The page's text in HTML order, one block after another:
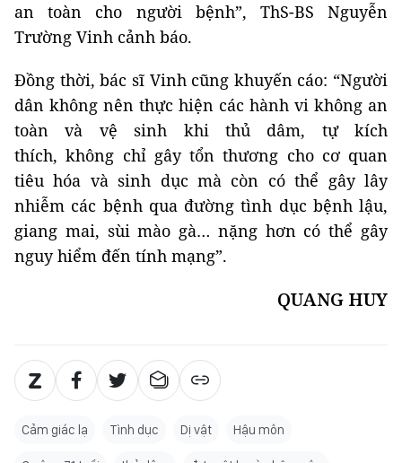
an toàn cho người bệnh”, ThS-BS Nguyễn
Trường Vinh cảnh báo.
Đồng thời, bác sĩ Vinh cũng khuyến cáo: “Người
dân không nên thực hiện các hành vi không an
toàn và vệ sinh khi thủ dâm, tự kích
thích, không chỉ gây tổn thương cho cơ quan
tiêu hóa và sinh dục mà còn có thể gây lây
nhiễm các bệnh qua đường tình dục bệnh lậu,
giang mai, sùi mào gà… nặng hơn có thể gây
nguy hiểm đến tính mạng”.
QUANG HUY
Cảm giác lạ Tình dục Dị vật Hậu môn